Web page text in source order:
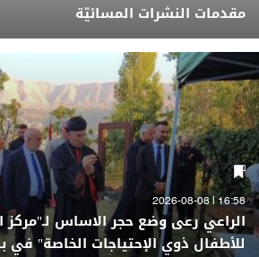
مقدمات النشرات المسائيّة
16:58 | 2026-08-08
الراعي رعى وضع حجر الاساس لـ"مركز
للأطفال ذوي الإحتياجات الخاصة" في